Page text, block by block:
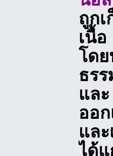
ถูก
เนื้
โด
ธร
แล
ออ
แล
ได้